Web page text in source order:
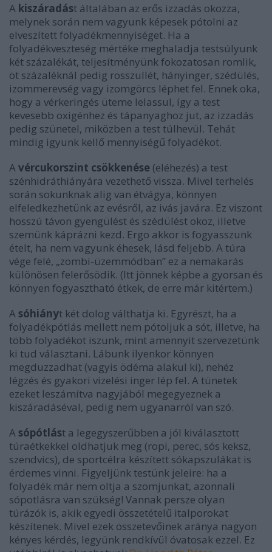
A kiszáradást általában az erős izzadás okozza,
melynek során nem vagyunk képesek pótolni az
elveszített folyadékmennyiséget. Ha a
folyadékveszteség mértéke meghaladja testsúlyunk
két százalékát, teljesítményünk fokozatosan romlik,
öt százaléknál pedig rosszullét, hányinger, szédülés,
izommerevség vagy izomgörcs léphet fel. Ennek oka,
hogy a vérkeringés üteme lelassul, így a test
kevesebb oxigénhez és tápanyaghoz jut, az izzadás
pedig szünetel, miközben a test túlhevül. Tehát
mindig igyunk kellő mennyiségű folyadékot.
A vércukorszint csökkenése (eléhezés) a test
szénhidráthiányára vezethető vissza. Mivel terhelés
során sokunknak alig van étvágya, könnyen
elfeledkezhetünk az evésről, az ivás javára. Ez viszont
hosszú távon gyengülést és szédülést okoz, illetve
szemünk káprázni kezd. Ergo akkor is fogyasszunk
ételt, ha nem vagyunk éhesek, lásd feljebb. A túra
vége felé, „zombi-üzemmódban” ez a nemakarás
különösen felerősödik. (Itt jönnek képbe a gyorsan és
könnyen fogyasztható étkek, de erre már kitértem.)
A sóhiányt két dolog válthatja ki. Egyrészt, ha a
folyadékpótlás mellett nem pótoljuk a sót, illetve, ha
több folyadékot iszunk, mint amennyit szervezetünk
ki tud választani. Lábunk ilyenkor könnyen
megduzzadhat (vagyis ödéma alakul ki), nehéz
légzés és gyakori vizelési inger lép fel. A tünetek
ezeket leszámítva nagyjából megegyeznek a
kiszáradáséval, pedig nem ugyanarról van szó.
A sópótlást a legegyszerűbben a jól kiválasztott
túraétkekkel oldhatjuk meg (ropi, perec, sós keksz,
szendvics), de sportcélra készített sókapszulákat is
érdemes vinni. Figyeljünk testünk jeleire: ha a
folyadék már nem oltja a szomjunkat, azonnali
sópotlásra van szükség! Vannak persze olyan
túrázók is, akik egyedi összetételű italporokat
készítenek. Mivel ezek összetevőinek aránya nagyon
kényes kérdés, legyünk rendkívül óvatosak ezzel. Ez